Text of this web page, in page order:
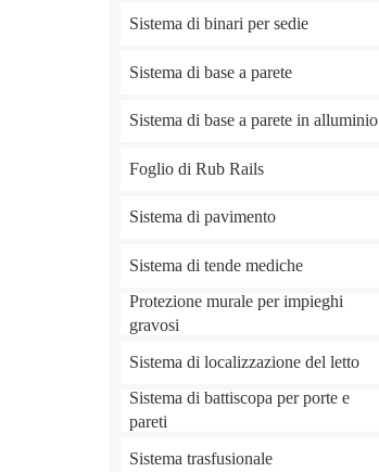
Sistema di binari per sedie
Sistema di base a parete
Sistema di base a parete in alluminio
Foglio di Rub Rails
Sistema di pavimento
Sistema di tende mediche
Protezione murale per impieghi
gravosi
Sistema di localizzazione del letto
Sistema di battiscopa per porte e
pareti
Sistema trasfusionale